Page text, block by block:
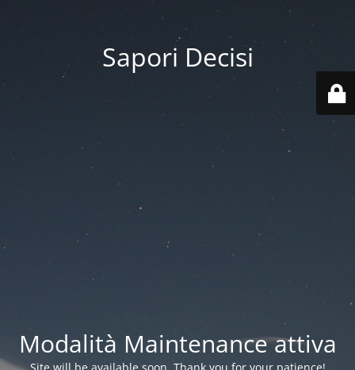
Sapori Decisi
Modalità Maintenance attiva